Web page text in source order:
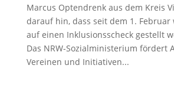
Marcus Optendrenk aus dem Kreis
darauf hin, dass seit dem 1. Februar
auf einen Inklusionsscheck gestellt
Das NRW-Sozialministerium fördert
Vereinen und Initiativen...